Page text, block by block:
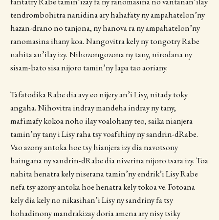
tendrombohitra nanidina ary hahafaty ny ampahatelon’ny
hazan-drano no tanjona, ny hanova ra ny ampahatelon’ny
ranomasina ihany koa. Nangovitra kely ny tongotry Rabe
nahita an’ilay izy. Nihozongozona ny tany, nirodana ny
sisam-bato sisa nijoro tamin’ny lapa tao aoriany.
Tafatodika Rabe dia avy eo nijery an’i Lisy, nitady toky
angaha. Nihovitra indray mandeha indray ny tany,
mafimafy kokoa noho ilay voalohany teo, saika nianjera
tamin’ny tany i Lisy raha tsy voafihiny ny sandrin-dRabe.
Vao azony antoka hoe tsy hianjera izy dia navotsony
haingana ny sandrin-dRabe dia niverina nijoro tsara izy. Toa
nahita henatra kely niserana tamin’ny endrik’i Lisy Rabe
nefa tsy azony antoka hoe henatra kely tokoa ve. Fotoana
kely dia kely no nikasihan’i Lisy ny sandriny fa tsy
hohadinony mandrakizay doria amena ary nisy tsiky